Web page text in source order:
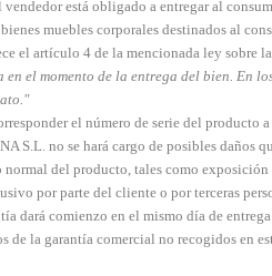
está obligado a entregar al
muebles corporales destinados al
el artículo 4 de la mencionada ley sobre
en el momento de la entrega del bien. En
el número de serie del
S.L. no se hará cargo de posibles daños
normal del producto, tales como
por parte del cliente o por terceras
dará comienzo en el mismo día de
de la garantía comercial no recogidos en